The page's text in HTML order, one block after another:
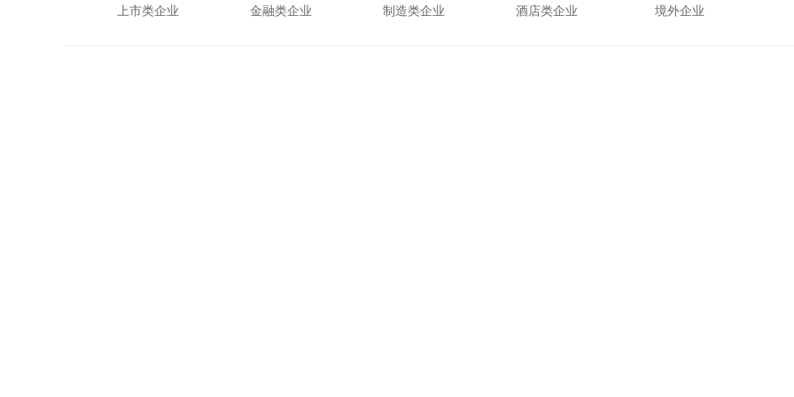
上市类企业 金融类企业 制造类企业 酒店类企业 境外企业